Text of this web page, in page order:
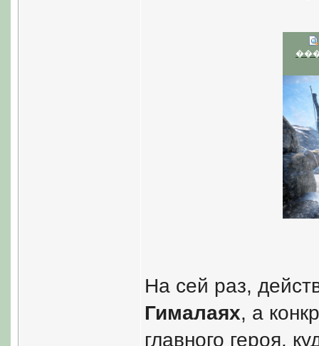
На сей раз,
Гималаях, а
главного героя,